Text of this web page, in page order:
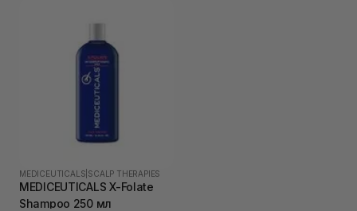
MEDICEUTICALS SCALP THERAPIES
MEDICEUTICALS X-Folate
Shampoo 250 мл